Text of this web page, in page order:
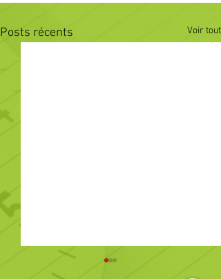
Posts récents Voir tout